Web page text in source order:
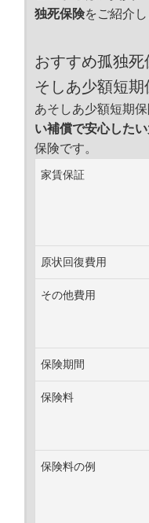
独死保険をご紹介し
おすすめ孤独
そしあ少額短期
あそしあ少額短期
い補償で安心した
保険です。
家賃保証
原状回復費用
その他費用
保険期間
保険料
保険料の例